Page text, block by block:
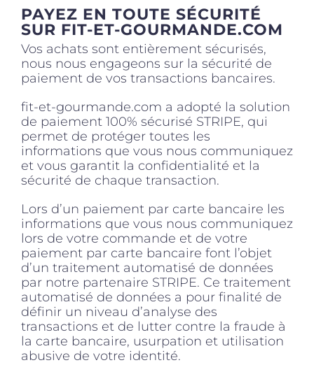
Panier
Mon Compte
Livres de recettes
Produits sains
Traiteur
Cours
Accessoires
PAYEZ EN TOUTE SÉCURITÉ
SUR FIT-ET-GOURMANDE.COM
Vos achats sont entièrement sécurisés,
nous nous engageons sur la sécurité de
paiement de vos transactions bancaires.
fit-et-gourmande.com a adopté la solution
de paiement 100% sécurisé STRIPE, qui
permet de protéger toutes les
informations que vous nous communiquez
et vous garantit la confidentialité et la
sécurité de chaque transaction.
Lors d’un paiement par carte bancaire les
informations que vous nous communiquez
lors de votre commande et de votre
paiement par carte bancaire font l’objet
d’un traitement automatisé de données
par notre partenaire STRIPE. Ce traitement
automatisé de données a pour finalité de
définir un niveau d’analyse des
transactions et de lutter contre la fraude à
la carte bancaire, usurpation et utilisation
abusive de votre identité.